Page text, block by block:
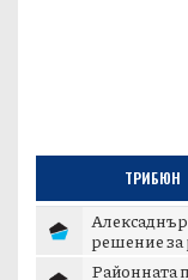
ТРИБЮН
решение за
пространст...
Районната